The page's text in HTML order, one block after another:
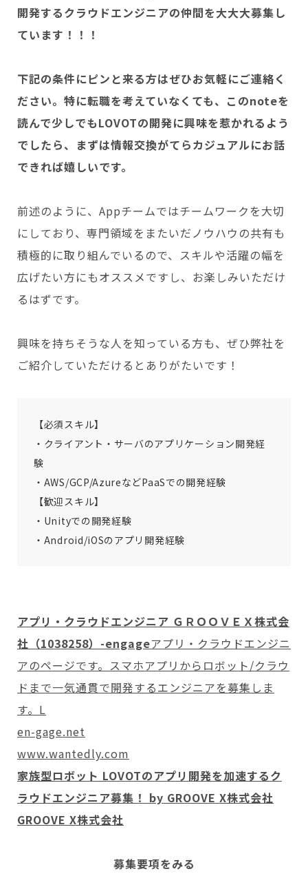
開発するクラウドエンジニアの仲間を大大大募集し
ています！！！
下記の条件にピンと来る方はぜひお気軽にご連絡く
ださい。特に転職を考えていなくても、このnoteを
読んで少しでもLOVOTの開発に興味を惹かれるよう
でしたら、まずは情報交換がてらカジュアルにお話
できれば嬉しいです。
前述のように、Appチームではチームワークを大切
にしており、専門領域をまたいだノウハウの共有も
積極的に取り組んでいるので、スキルや活躍の幅を
広げたい方にもオススメですし、お楽しみいただけ
るはずです。
興味を持ちそうな人を知っている方も、ぜひ弊社を
ご紹介していただけるとありがたいです！
【必須スキル】
・クライアント・サーバのアプリケーション開発経
験
・AWS/GCP/AzureなどPaaSでの開発経験
【歓迎スキル】
・Unityでの開発経験
・Android/iOSのアプリ開発経験
アプリ・クラウドエンジニア ＧＲＯＯＶＥＸ株式会
社（1038258）-engageアプリ・クラウドエンジニ
アのページです。スマホアプリからロボット/クラウ
ドまで一気通貫で開発するエンジニアを募集しま
す。L
en-gage.net
www.wantedly.com
家族型ロボット LOVOTのアプリ開発を加速するク
ラウドエンジニア募集！ by GROOVE X株式会社
GROOVE X株式会社
募集要項をみる